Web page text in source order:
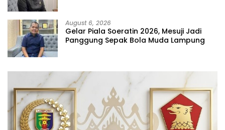
August 6, 2026
Gelar Piala Soeratin 2026, Mesuji Jadi
Panggung Sepak Bola Muda Lampung